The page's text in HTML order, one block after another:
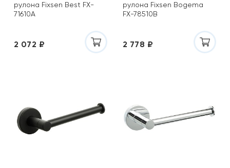
рулона Fixsen Best FX-
71610А
2 072 ₽
рулона Fixsen Bogema
FX-78510B
2 778 ₽